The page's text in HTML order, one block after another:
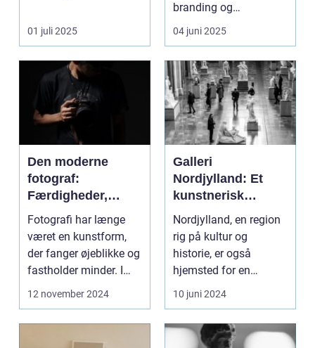
minde...
01 juli 2025
branding og
markedsfø...
04 juni 2025
Den moderne
fotograf:
Færdigheder,
teknik og
kreativitet
Fotografi har længe
været en kunstform,
der fanger øjeblikke og
fastholder minder. I
dag, mere end n...
12 november 2024
Galleri
Nordjylland: Et
kunstnerisk
epicenter i det
danske landskab
Nordjylland, en region
rig på kultur og
historie, er også
hjemsted for en
spirende kunstscene.
Regio...
10 juni 2024